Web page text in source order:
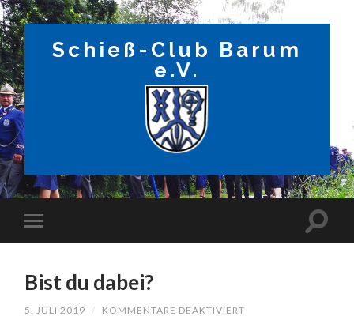
Schieß-Club Barum
e.V.
Bist du dabei?
5. JULI 2019 / KOMMENTARE DEAKTIVIERT